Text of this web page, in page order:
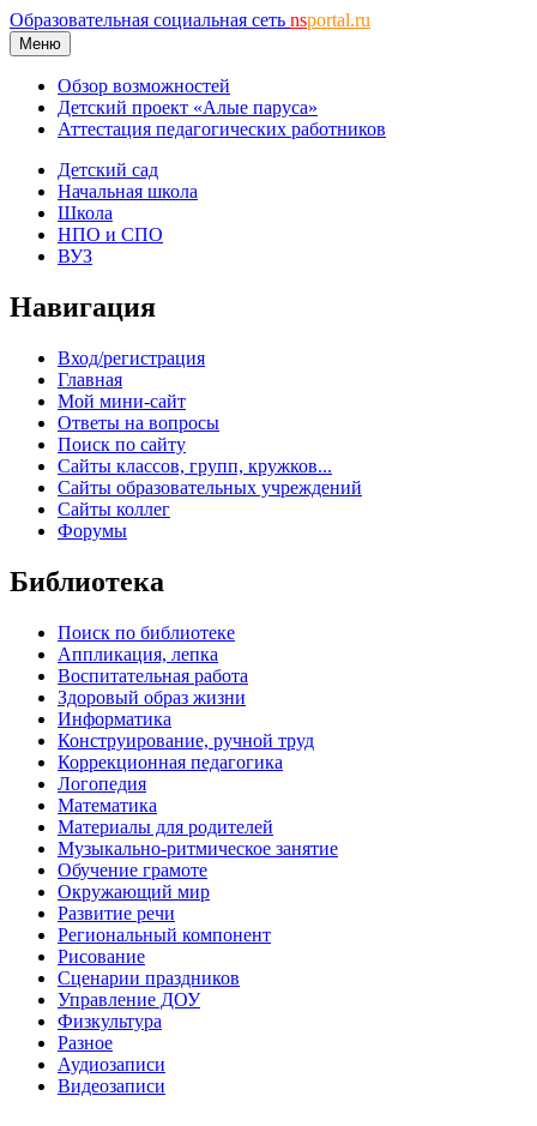
Образовательная социальная сеть nsportal.ru
Меню
Обзор возможностей
Детский проект «Алые паруса»
Аттестация педагогических работников
Детский сад
Начальная школа
Школа
НПО и СПО
ВУЗ
Навигация
Вход/регистрация
Главная
Мой мини-сайт
Ответы на вопросы
Поиск по сайту
Сайты классов, групп, кружков...
Сайты образовательных учреждений
Сайты коллег
Форумы
Библиотека
Поиск по библиотеке
Аппликация, лепка
Воспитательная работа
Здоровый образ жизни
Информатика
Конструирование, ручной труд
Коррекционная педагогика
Логопедия
Математика
Материалы для родителей
Музыкально-ритмическое занятие
Обучение грамоте
Окружающий мир
Развитие речи
Региональный компонент
Рисование
Сценарии праздников
Управление ДОУ
Физкультура
Разное
Аудиозаписи
Видеозаписи